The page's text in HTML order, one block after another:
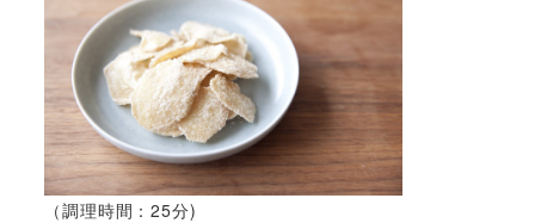
（調理時間：25分)